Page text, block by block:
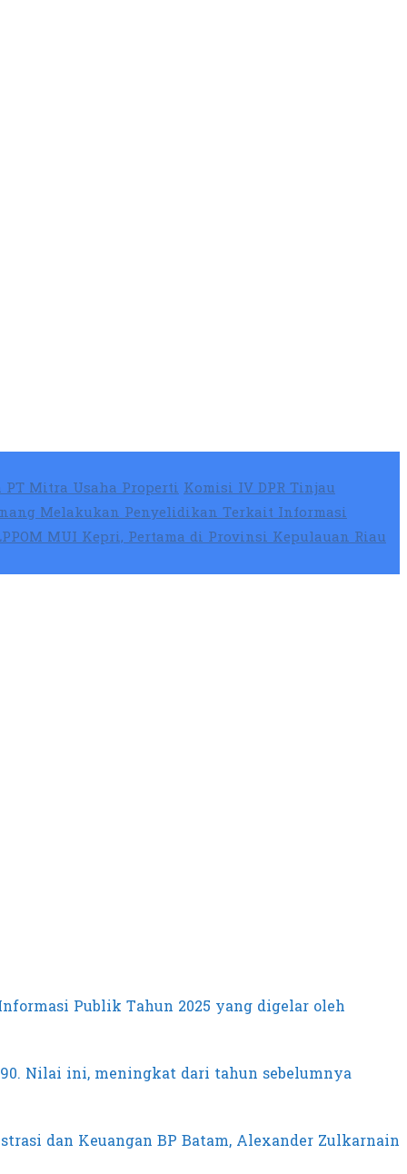
Mitra Usaha PropertiKomisi IV DPR Tinjau
Melakukan Penyelidikan Terkait Informasi
MUI Kepri, Pertama di Provinsi Kepulauan Riau
Publik Tahun 2025 yang digelar oleh
Nilai ini, meningkat dari tahun sebelumnya
dan Keuangan BP Batam, Alexander Zulkarnain